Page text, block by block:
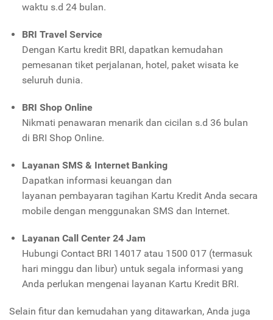
waktu s.d 24 bulan.
BRI Travel Service
Dengan Kartu kredit BRI, dapatkan kemudahan
pemesanan tiket perjalanan, hotel, paket wisata ke
seluruh dunia.
BRI Shop Online
Nikmati penawaran menarik dan cicilan s.d 36 bulan
di BRI Shop Online.
Layanan SMS & Internet Banking
Dapatkan informasi keuangan dan
layanan pembayaran tagihan Kartu Kredit Anda secara
mobile dengan menggunakan SMS dan Internet.
Layanan Call Center 24 Jam
Hubungi Contact BRI 14017 atau 1500 017 (termasuk
hari minggu dan libur) untuk segala informasi yang
Anda perlukan mengenai layanan Kartu Kredit BRI.
Selain fitur dan kemudahan yang ditawarkan, Anda juga